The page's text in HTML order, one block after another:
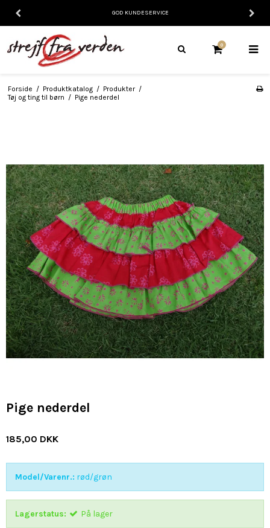
GOD KUNDESERVICE
0
Forside / Produktkatalog / Produkter /
Tøj og ting til børn / Pige nederdel
Pige nederdel
185,00 DKK
Model/Varenr.: rød/grøn
Lagerstatus: På lager